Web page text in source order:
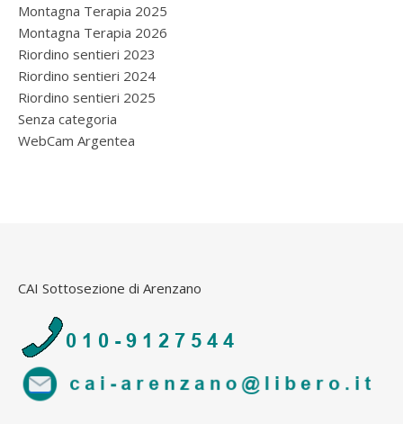
Montagna Terapia 2025
Montagna Terapia 2026
Riordino sentieri 2023
Riordino sentieri 2024
Riordino sentieri 2025
Senza categoria
WebCam Argentea
CAI Sottosezione di Arenzano